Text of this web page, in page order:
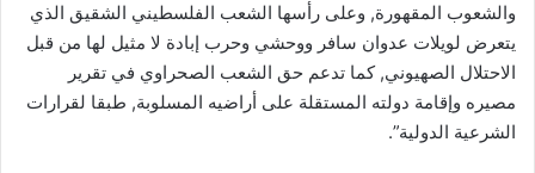
والشعوب المقهورة, وعلى رأسها الشعب الفلسطيني الشقيق الذي
يتعرض لويلات عدوان سافر ووحشي وحرب إبادة لا مثيل لها من قبل
الاحتلال الصهيوني, كما تدعم حق الشعب الصحراوي في تقرير
مصيره وإقامة دولته المستقلة على أراضيه المسلوبة, طبقا لقرارات
الشرعية الدولية”.